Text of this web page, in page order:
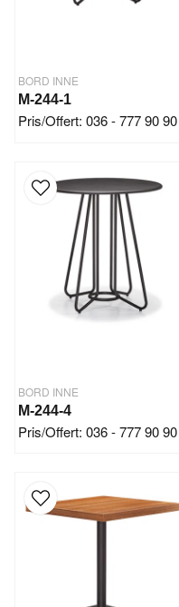
BORD INNE
M-244-1
Pris/Offert: 036 - 777 90 90
BORD INNE
M-244-4
Pris/Offert: 036 - 777 90 90